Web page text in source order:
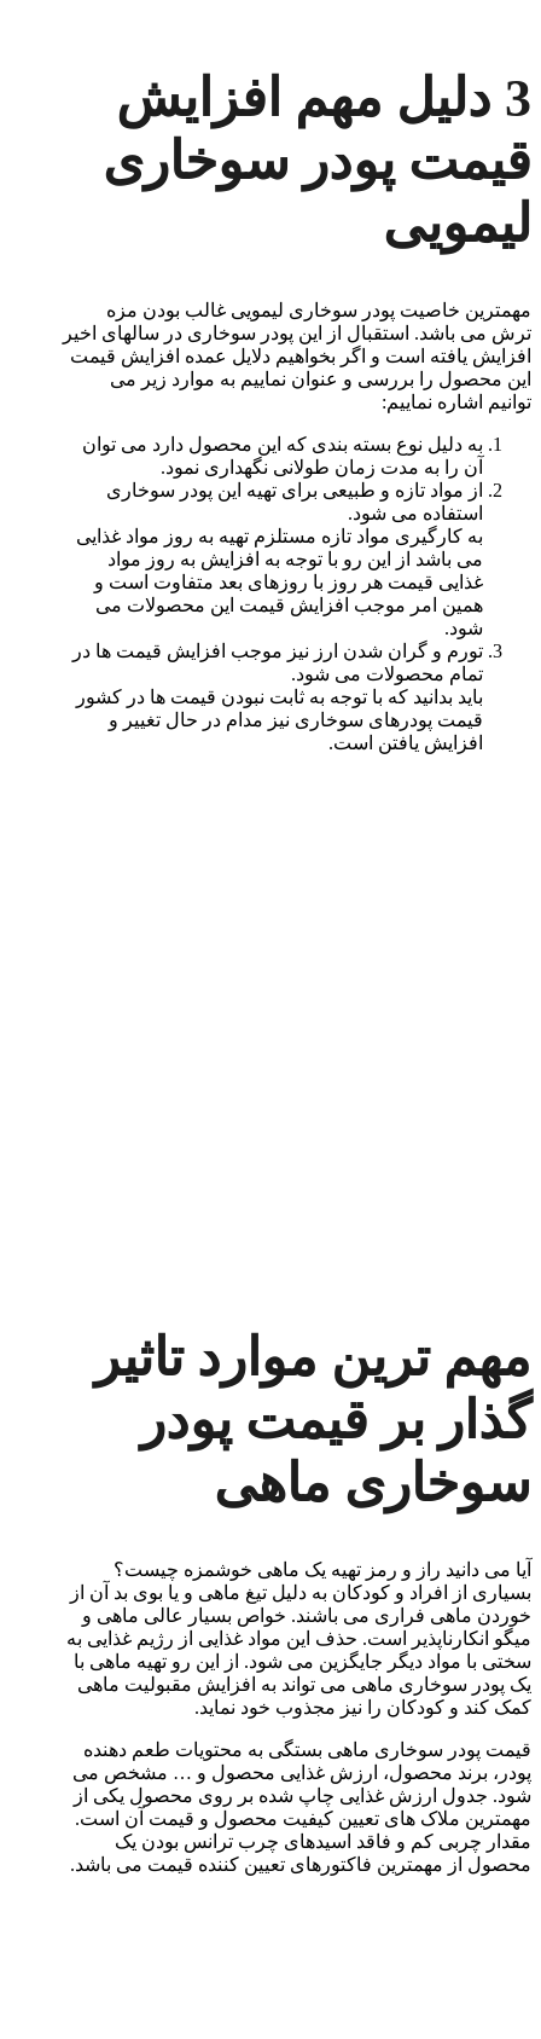
3 دلیل مهم افزایش
قیمت پودر سوخاری
لیمویی
مهمترین خاصیت پودر سوخاری لیمویی غالب بودن مزه
ترش می باشد. استقبال از این پودر سوخاری در سالهای اخیر
افزایش یافته است و اگر بخواهیم دلایل عمده افزایش قیمت
این محصول را بررسی و عنوان نماییم به موارد زیر می
توانیم اشاره نماییم:
به دلیل نوع بسته بندی که این محصول دارد می توان
آن را به مدت زمان طولانی نگهداری نمود.
از مواد تازه و طبیعی برای تهیه این پودر سوخاری
استفاده می شود.
به کارگیری مواد تازه مستلزم تهیه به روز مواد غذایی
می باشد از این رو با توجه به افزایش به روز مواد
غذایی قیمت هر روز با روزهای بعد متفاوت است و
همین امر موجب افزایش قیمت این محصولات می
شود.
تورم و گران شدن ارز نیز موجب افزایش قیمت ها در
تمام محصولات می شود.
باید بدانید که با توجه به ثابت نبودن قیمت ها در کشور
قیمت پودرهای سوخاری نیز مدام در حال تغییر و
افزایش یافتن است.
مهم ترین موارد تاثیر
گذار بر قیمت پودر
سوخاری ماهی
آیا می دانید راز و رمز تهیه یک ماهی خوشمزه چیست؟
بسیاری از افراد و کودکان به دلیل تیغ ماهی و یا بوی بد آن از
خوردن ماهی فراری می باشند. خواص بسیار عالی ماهی و
میگو انکارناپذیر است. حذف این مواد غذایی از رژیم غذایی به
سختی با مواد دیگر جایگزین می شود. از این رو تهیه ماهی با
یک پودر سوخاری ماهی می تواند به افزایش مقبولیت ماهی
کمک کند و کودکان را نیز مجذوب خود نماید.
قیمت پودر سوخاری ماهی بستگی به محتویات طعم دهنده
پودر، برند محصول، ارزش غذایی محصول و … مشخص می
شود. جدول ارزش غذایی چاپ شده بر روی محصول یکی از
مهمترین ملاک های تعیین کیفیت محصول و قیمت آن است.
مقدار چربی کم و فاقد اسیدهای چرب ترانس بودن یک
محصول از مهمترین فاکتورهای تعیین کننده قیمت می باشد.